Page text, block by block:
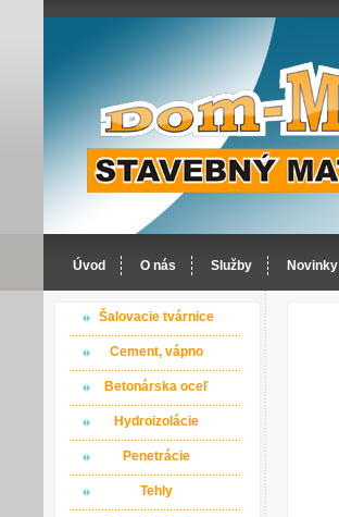
Úvod O nás Služby Novinky
Šalovacie tvárnice
Cement, vápno
Betonárska oceľ
Hydroizolácie
Penetrácie
Tehly